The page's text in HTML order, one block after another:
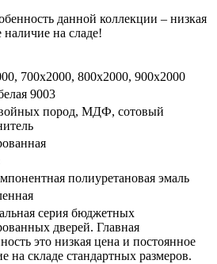
данной коллекции – низкая
на сладе!
700x2000, 800x2000, 900x2000
9003
пород, МДФ, сотовый
полиуретановая эмаль
серия бюджетных
дверей. Главная
это низкая цена и постоянное
на складе стандартных размеров.